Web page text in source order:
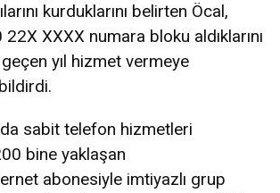
kurduklarını belirten Öcal,
XXXX numara bloku aldıklarını
yıl hizmet vermeye
sabit telefon hizmetleri
bine yaklaşan
abonesiyle imtiyazlı grup